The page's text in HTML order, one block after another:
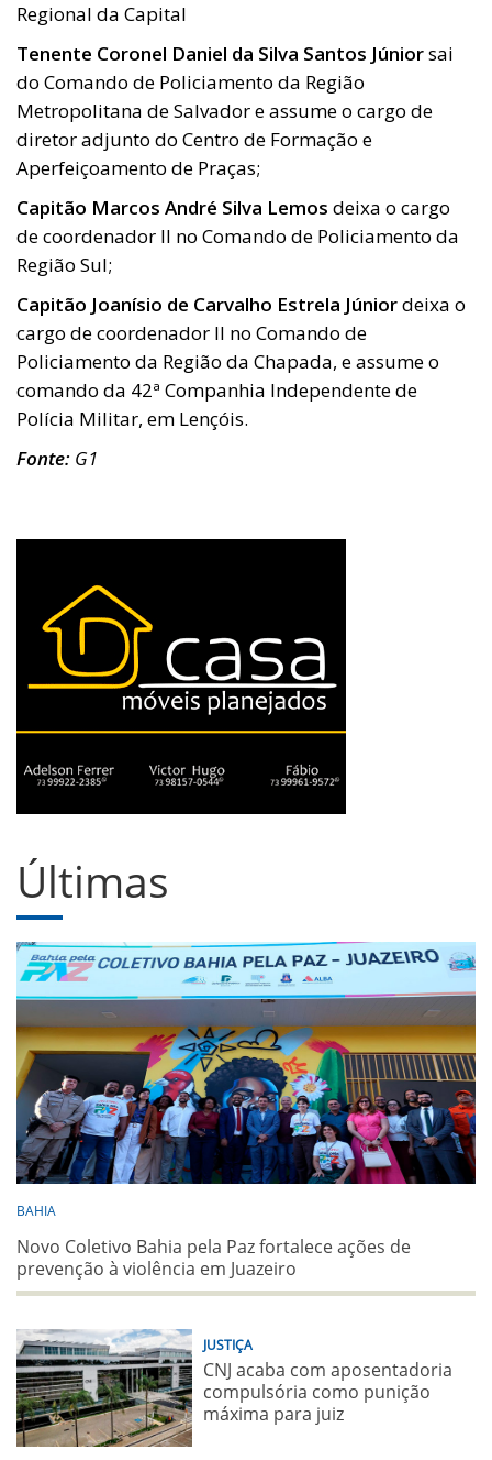
Regional da Capital
Tenente Coronel Daniel da Silva Santos Júniorsai
do Comando de Policiamento da Região
Metropolitana de Salvador e assume o cargo de
diretor adjunto do Centro de Formação e
Aperfeiçoamento de Praças;
Capitão Marcos André Silva Lemos deixa o cargo
de coordenador II no Comando de Policiamento da
Região Sul;
Capitão Joanísio de Carvalho Estrela Júniordeixa o
cargo de coordenador II no Comando de
Policiamento da Região da Chapada, e assume o
comando da 42ª Companhia Independente de
Polícia Militar, em Lençóis.
Fonte: G1
Últimas
BAHIA
Novo Coletivo Bahia pela Paz fortalece ações de
prevenção à violência em Juazeiro
JUSTIÇA
CNJ acaba com aposentadoria
compulsória como punição
máxima para juiz